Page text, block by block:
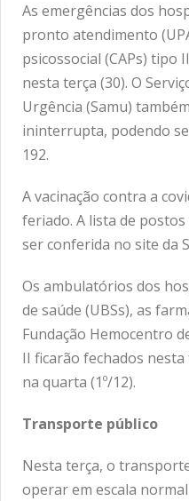
As emergências dos
pronto atendimento
psicossocial (CAPs)
nesta terça (30). O
Urgência (Samu)
ininterrupta, podendo
192.
A vacinação contra a
feriado. A lista de
ser conferida no site da
Os ambulatórios dos
de saúde (UBSs), as
Fundação Hemocentro
II ficarão fechados
na quarta (1º/12).
Transporte público
Nesta terça, o
operar em escala